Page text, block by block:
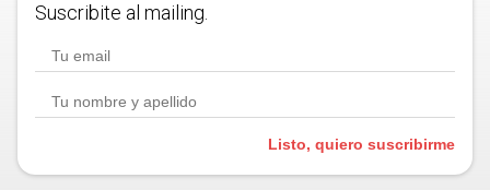
Suscribite al mailing.
Listo, quiero suscribirme